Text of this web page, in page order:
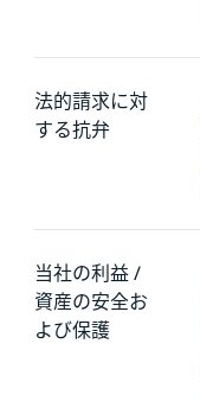
法的請求に対
する抗弁
当社の利益 /
資産の安全お
よび保護